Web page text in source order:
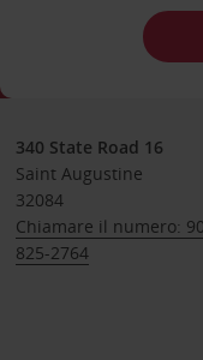
340 State Road 16
Saint Augustine
32084
Chiamare il numero:
825-2764